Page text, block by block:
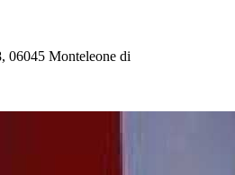
06045 Monteleone di